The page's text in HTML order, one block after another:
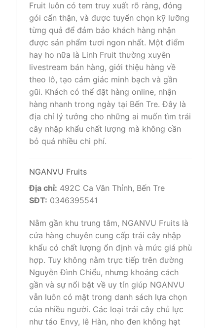
Fruit luôn có tem truy xuất rõ ràng, đóng
gói cẩn thận, và được tuyển chọn kỹ lưỡng
từng quả để đảm bảo khách hàng nhận
được sản phẩm tươi ngon nhất. Một điểm
hay ho nữa là Linh Fruit thường xuyên
livestream bán hàng, giới thiệu hàng về
theo lô, tạo cảm giác minh bạch và gần
gũi. Khách có thể đặt hàng online, nhận
hàng nhanh trong ngày tại Bến Tre. Đây là
địa chỉ lý tưởng cho những ai muốn tìm trái
cây nhập khẩu chất lượng mà không cần
bỏ quá nhiều chi phí.
NGANVU Fruits
Địa chỉ: 492C Ca Văn Thỉnh, Bến Tre
SĐT: 0346395541
Nằm gần khu trung tâm, NGANVU Fruits là
cửa hàng chuyên cung cấp trái cây nhập
khẩu có chất lượng ổn định và mức giá phù
hợp. Tuy không nằm trực tiếp trên đường
Nguyễn Đình Chiểu, nhưng khoảng cách
gần và sự nổi bật về uy tín giúp NGANVU
vẫn luôn có mặt trong danh sách lựa chọn
của nhiều người. Các loại trái cây chủ lực
như táo Envy, lê Hàn, nho đen không hạt